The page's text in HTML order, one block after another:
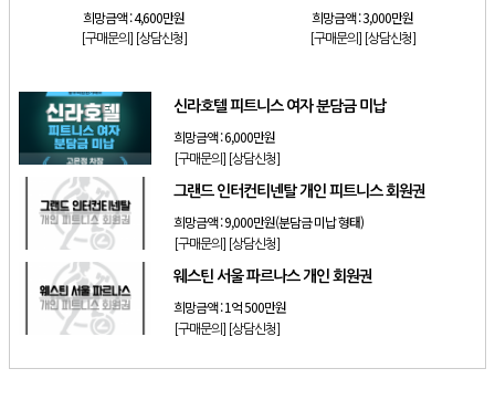
희망금액 :4,600만원
[구매문의] [상담신청]
희망금액 :3,000만원
[구매문의] [상담신청]
신라호텔 피트니스 여자 분담금 미납
희망금액 :6,000만원
[구매문의] [상담신청]
그랜드 인터컨티넨탈 개인 피트니스 회원권
희망금액 :9,000만원(분담금 미납 형태)
[구매문의] [상담신청]
웨스틴 서울 파르나스 개인 회원권
희망금액 :1억 500만원
[구매문의] [상담신청]